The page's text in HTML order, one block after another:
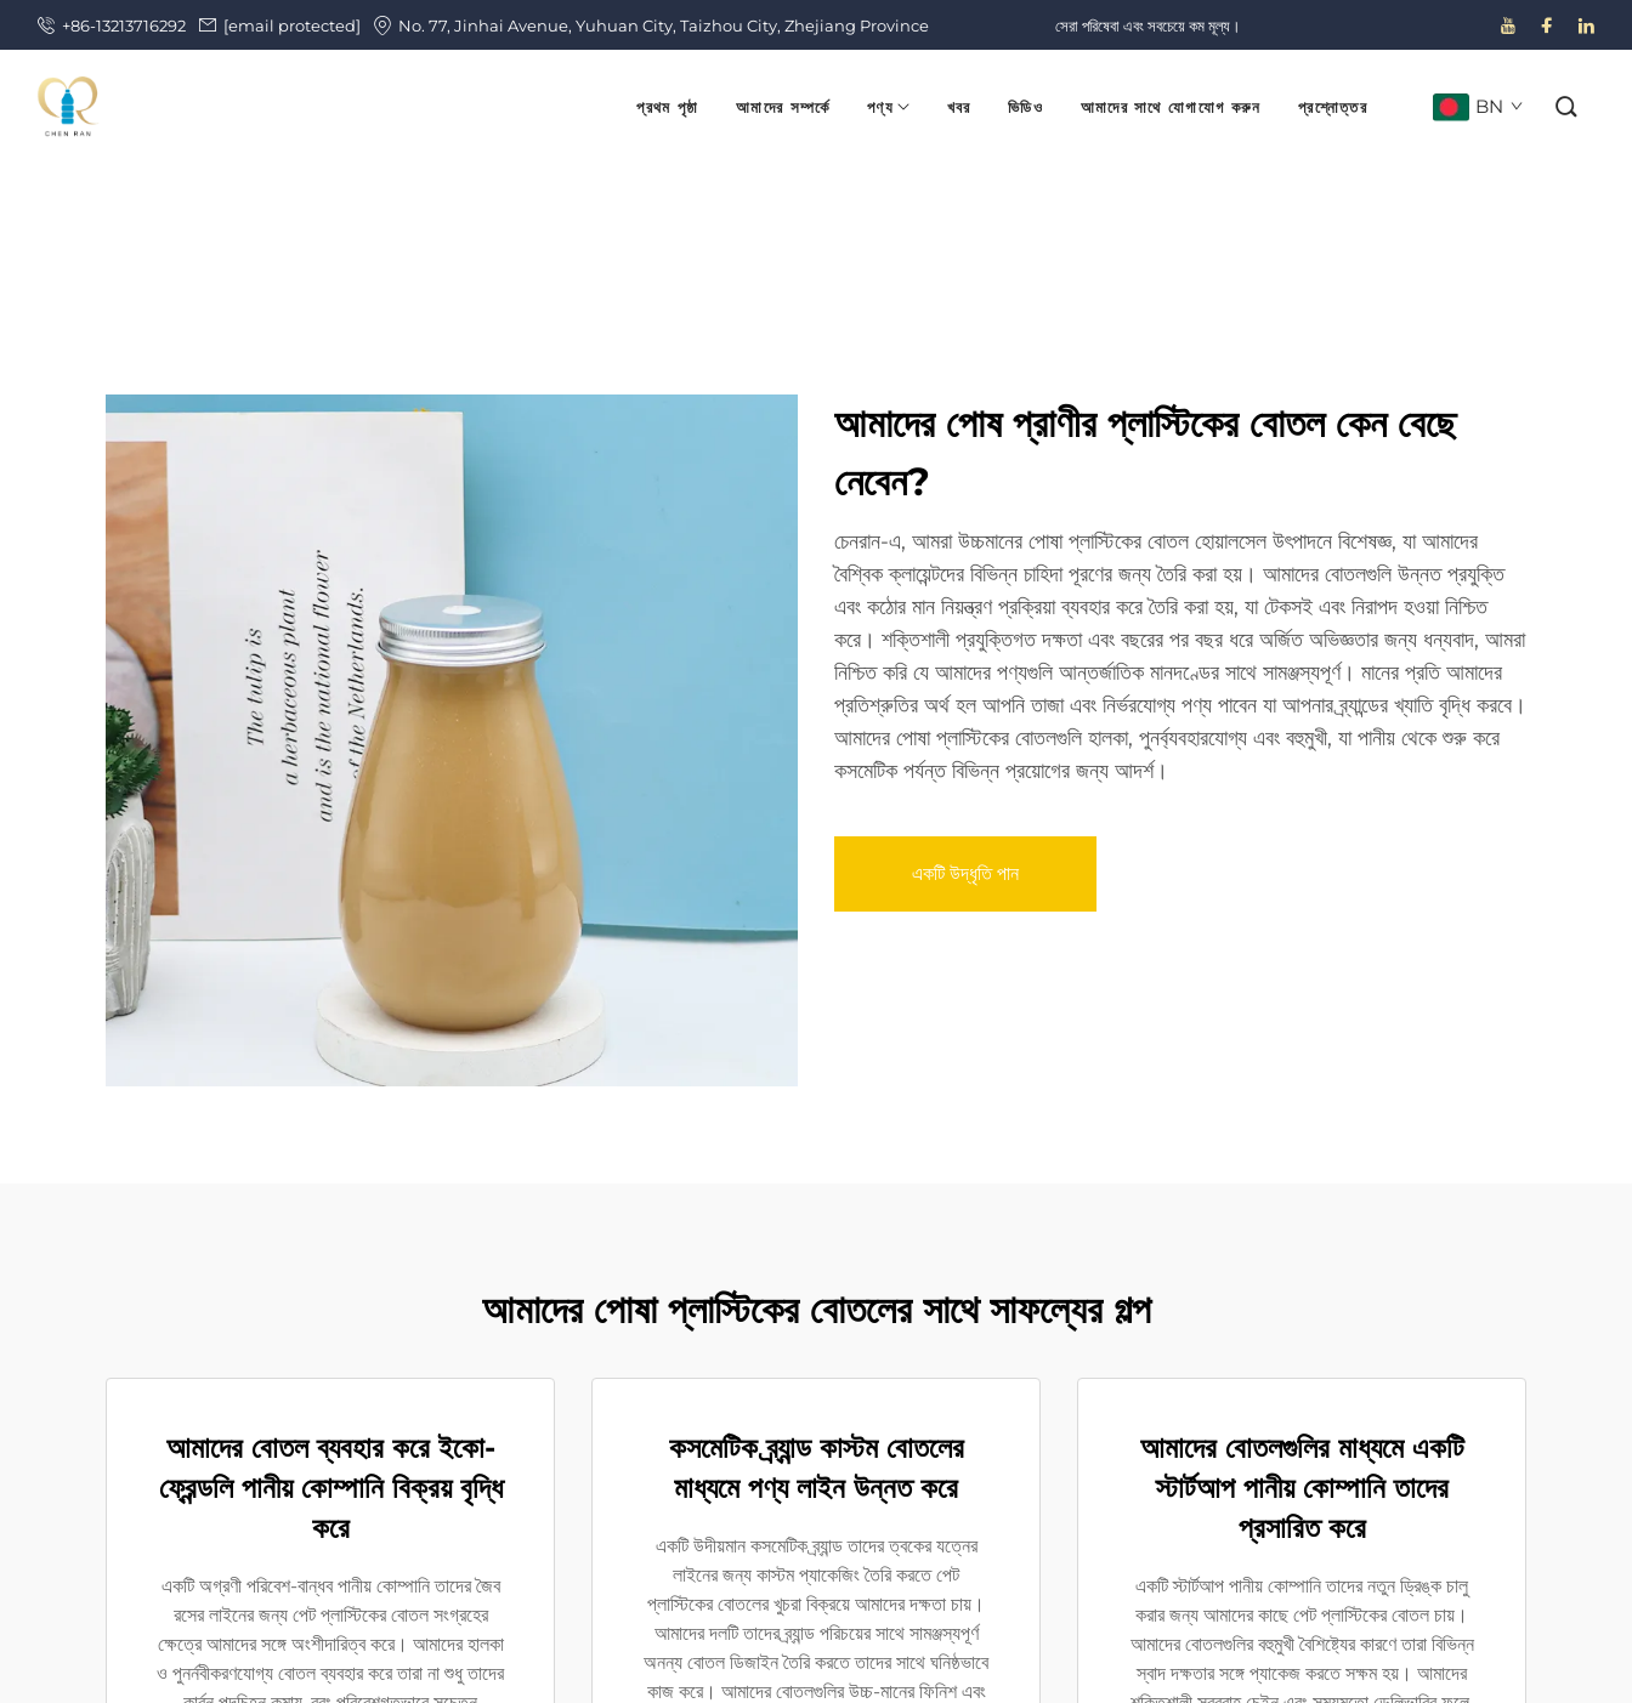
+86-13213716292 [email protected] No. 77, Jinhai Avenue, Yuhuan City, Taizhou City, Zhejiang Province সেরা পরিষেবা এবং সবচেয়ে কম মূল্য।
প্রথম পৃষ্ঠা আমাদের সম্পর্কে পণ্য খবর ভিডিও আমাদের সাথে যোগাযোগ করুন প্রশ্নোত্তর BN
আমাদের পোষ প্রাণীর প্লাস্টিকের বোতল কেন বেছে
নেবেন?
চেনরান-এ, আমরা উচ্চমানের পোষা প্লাস্টিকের বোতল হোয়ালসেল উৎপাদনে বিশেষজ্ঞ, যা আমাদের
বৈশ্বিক ক্লায়েন্টদের বিভিন্ন চাহিদা পূরণের জন্য তৈরি করা হয়। আমাদের বোতলগুলি উন্নত প্রযুক্তি
এবং কঠোর মান নিয়ন্ত্রণ প্রক্রিয়া ব্যবহার করে তৈরি করা হয়, যা টেকসই এবং নিরাপদ হওয়া নিশ্চিত
করে। শক্তিশালী প্রযুক্তিগত দক্ষতা এবং বছরের পর বছর ধরে অর্জিত অভিজ্ঞতার জন্য ধন্যবাদ, আমরা
নিশ্চিত করি যে আমাদের পণ্যগুলি আন্তর্জাতিক মানদণ্ডের সাথে সামঞ্জস্যপূর্ণ। মানের প্রতি আমাদের
প্রতিশ্রুতির অর্থ হল আপনি তাজা এবং নির্ভরযোগ্য পণ্য পাবেন যা আপনার ব্র্যান্ডের খ্যাতি বৃদ্ধি করবে।
আমাদের পোষা প্লাস্টিকের বোতলগুলি হালকা, পুনর্ব্যবহারযোগ্য এবং বহুমুখী, যা পানীয় থেকে শুরু করে
কসমেটিক পর্যন্ত বিভিন্ন প্রয়োগের জন্য আদর্শ।
একটি উদ্ধৃতি পান
আমাদের পোষা প্লাস্টিকের বোতলের সাথে সাফল্যের গল্প
আমাদের বোতল ব্যবহার করে ইকো-
ফ্রেন্ডলি পানীয় কোম্পানি বিক্রয় বৃদ্ধি
করে
একটি অগ্রণী পরিবেশ-বান্ধব পানীয় কোম্পানি তাদের জৈব
রসের লাইনের জন্য পেট প্লাস্টিকের বোতল সংগ্রহের
ক্ষেত্রে আমাদের সঙ্গে অংশীদারিত্ব করে। আমাদের হালকা
ও পুনর্নবীকরণযোগ্য বোতল ব্যবহার করে তারা না শুধু তাদের
কসমেটিক ব্র্যান্ড কাস্টম বোতলের
মাধ্যমে পণ্য লাইন উন্নত করে
একটি উদীয়মান কসমেটিক ব্র্যান্ড তাদের ত্বকের যত্নের
লাইনের জন্য কাস্টম প্যাকেজিং তৈরি করতে পেট
প্লাস্টিকের বোতলের খুচরা বিক্রয়ে আমাদের দক্ষতা চায়।
আমাদের দলটি তাদের ব্র্যান্ড পরিচয়ের সাথে সামঞ্জস্যপূর্ণ
অনন্য বোতল ডিজাইন তৈরি করতে তাদের সাথে ঘনিষ্ঠভাবে
কাজ করে। আমাদের বোতলগুলির উচ্চ-মানের ফিনিশ এবং
আমাদের বোতলগুলির মাধ্যমে একটি
স্টার্টআপ পানীয় কোম্পানি তাদের
প্রসারিত করে
একটি স্টার্টআপ পানীয় কোম্পানি তাদের নতুন ড্রিঙ্ক চালু
করার জন্য আমাদের কাছে পেট প্লাস্টিকের বোতল চায়।
আমাদের বোতলগুলির বহুমুখী বৈশিষ্ট্যের কারণে তারা বিভিন্ন
স্বাদ দক্ষতার সঙ্গে প্যাকেজ করতে সক্ষম হয়। আমাদের